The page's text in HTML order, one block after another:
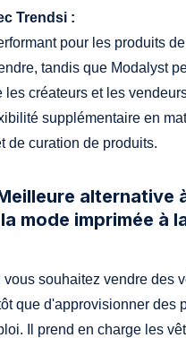
Trendsi :
pour les produits
tandis que Modalyst
les créateurs et les
supplémentaire en
de curation de produits.
alternative
mode imprimée à
vous souhaitez vendre des
que d'approvisionner des
Il prend en charge les